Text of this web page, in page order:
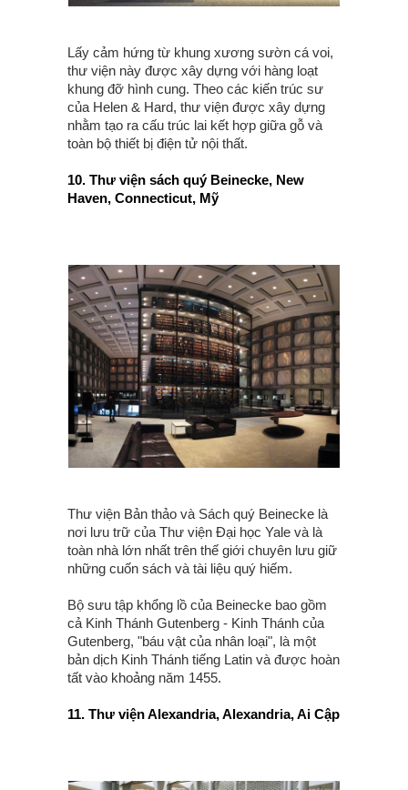
Lấy cảm hứng từ khung xương sườn cá voi,
thư viện này được xây dựng với hàng loạt
khung đỡ hình cung. Theo các kiến trúc sư
của Helen & Hard, thư viện được xây dựng
nhằm tạo ra cấu trúc lai kết hợp giữa gỗ và
toàn bộ thiết bị điện tử nội thất.
10. Thư viện sách quý Beinecke, New
Haven, Connecticut, Mỹ
Thư viện Bản thảo và Sách quý Beinecke là
nơi lưu trữ của Thư viện Đại học Yale và là
toàn nhà lớn nhất trên thế giới chuyên lưu giữ
những cuốn sách và tài liệu quý hiếm.
Bộ sưu tập khổng lồ của Beinecke bao gồm
cả Kinh Thánh Gutenberg - Kinh Thánh của
Gutenberg, "báu vật của nhân loại", là một
bản dịch Kinh Thánh tiếng Latin và được hoàn
tất vào khoảng năm 1455.
11. Thư viện Alexandria, Alexandria, Ai Cập